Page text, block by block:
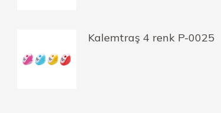
Kalemtraş 4 renk P-0025